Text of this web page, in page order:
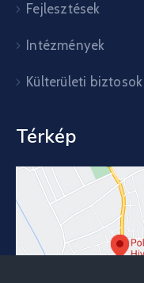
Fejlesztések
Intézmények
Külterületi biztosok
Térkép